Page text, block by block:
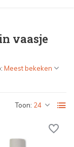
vaasje
Toon: